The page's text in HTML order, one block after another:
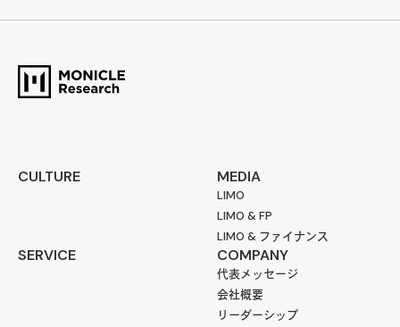
CULTURE MEDIA
LIMO
LIMO & FP
LIMO & ファイナンス
SERVICE COMPANY
代表メッセージ
会社概要
リーダーシップ